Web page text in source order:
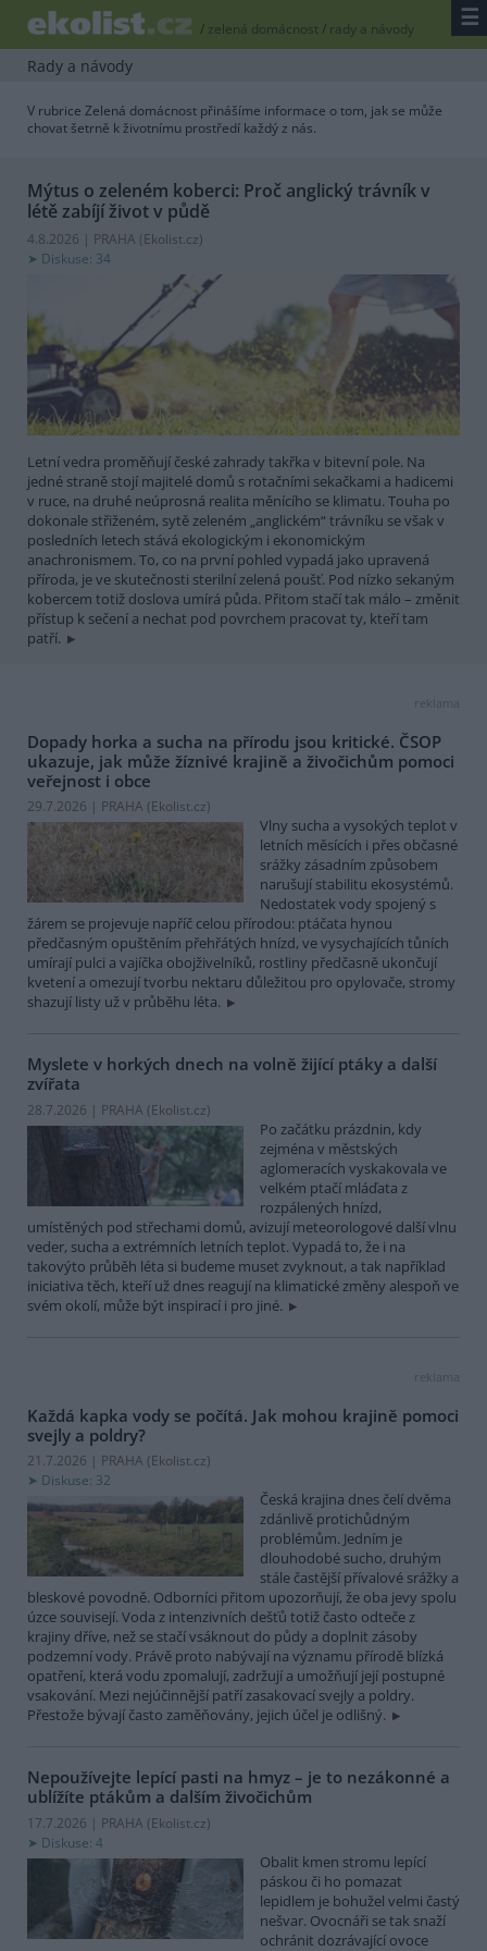
/ zelená domácnost/ rady a návody ☰
Rady a návody
V rubrice Zelená domácnost přinášíme informace o tom, jak se může
chovat šetrně k životnímu prostředí každý z nás.
Mýtus o zeleném koberci: Proč anglický trávník v
létě zabíjí život v půdě
4.8.2026 | PRAHA (Ekolist.cz)
Diskuse: 34
Letní vedra proměňují české zahrady takřka v bitevní pole. Na
jedné straně stojí majitelé domů s rotačními sekačkami a hadicemi
v ruce, na druhé neúprosná realita měnícího se klimatu. Touha po
dokonale střiženém, sytě zeleném „anglickém“ trávníku se však v
posledních letech stává ekologickým i ekonomickým
anachronismem. To, co na první pohled vypadá jako upravená
příroda, je ve skutečnosti sterilní zelená poušť. Pod nízko sekaným
kobercem totiž doslova umírá půda. Přitom stačí tak málo – změnit
přístup k sečení a nechat pod povrchem pracovat ty, kteří tam
patří.
reklama
Dopady horka a sucha na přírodu jsou kritické. ČSOP
ukazuje, jak může žíznivé krajině a živočichům pomoci
veřejnost i obce
29.7.2026 | PRAHA (Ekolist.cz)
Vlny sucha a vysokých teplot v
letních měsících i přes občasné
srážky zásadním způsobem
narušují stabilitu ekosystémů.
Nedostatek vody spojený s
žárem se projevuje napříč celou přírodou: ptáčata hynou
předčasným opuštěním přehřátých hnízd, ve vysychajících tůních
umírají pulci a vajíčka obojživelníků, rostliny předčasně ukončují
kvetení a omezují tvorbu nektaru důležitou pro opylovače, stromy
shazují listy už v průběhu léta.
Myslete v horkých dnech na volně žijící ptáky a další
zvířata
28.7.2026 | PRAHA (Ekolist.cz)
Po začátku prázdnin, kdy
zejména v městských
aglomeracích vyskakovala ve
velkém ptačí mláďata z
rozpálených hnízd,
umístěných pod střechami domů, avizují meteorologové další vlnu
veder, sucha a extrémních letních teplot. Vypadá to, že i na
takovýto průběh léta si budeme muset zvyknout, a tak například
iniciativa těch, kteří už dnes reagují na klimatické změny alespoň ve
svém okolí, může být inspirací i pro jiné.
reklama
Každá kapka vody se počítá. Jak mohou krajině pomoci
svejly a poldry?
21.7.2026 | PRAHA (Ekolist.cz)
Diskuse: 32
Česká krajina dnes čelí dvěma
zdánlivě protichůdným
problémům. Jedním je
dlouhodobé sucho, druhým
stále častější přívalové srážky a
bleskové povodně. Odborníci přitom upozorňují, že oba jevy spolu
úzce souvisejí. Voda z intenzivních dešťů totiž často odteče z
krajiny dříve, než se stačí vsáknout do půdy a doplnit zásoby
podzemní vody. Právě proto nabývají na významu přírodě blízká
opatření, která vodu zpomalují, zadržují a umožňují její postupné
vsakování. Mezi nejúčinnější patří zasakovací svejly a poldry.
Přestože bývají často zaměňovány, jejich účel je odlišný.
Nepoužívejte lepící pasti na hmyz – je to nezákonné a
ublížíte ptákům a dalším živočichům
17.7.2026 | PRAHA (Ekolist.cz)
Diskuse: 4
Obalit kmen stromu lepící
páskou či ho pomazat
lepidlem je bohužel velmi častý
nešvar. Ovocnáři se tak snaží
ochránit dozrávající ovoce